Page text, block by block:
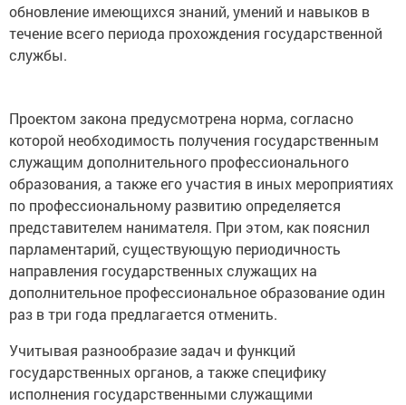
обновление имеющихся знаний, умений и навыков в
течение всего периода прохождения государственной
службы.
Проектом закона предусмотрена норма, согласно
которой необходимость получения государственным
служащим дополнительного профессионального
образования, а также его участия в иных мероприятиях
по профессиональному развитию определяется
представителем нанимателя. При этом, как пояснил
парламентарий, существующую периодичность
направления государственных служащих на
дополнительное профессиональное образование один
раз в три года предлагается отменить.
Учитывая разнообразие задач и функций
государственных органов, а также специфику
исполнения государственными служащими